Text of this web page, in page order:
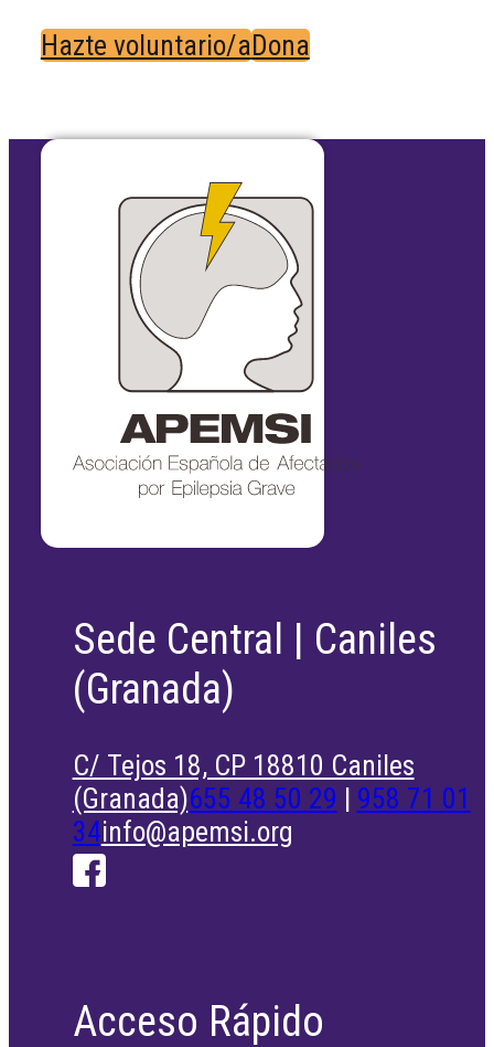
Hazte voluntario/aDona
Sede Central | Caniles
(Granada)
C/ Tejos 18, CP 18810 Caniles
(Granada)655 48 50 29 | 958 71 01
34info@apemsi.org
Acceso Rápido